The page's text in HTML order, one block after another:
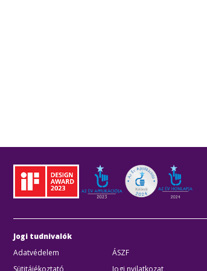
Jogi tudnivalók
Adatvédelem
ÁSZF
Sütitájékoztató
Jogi nyilatkozat